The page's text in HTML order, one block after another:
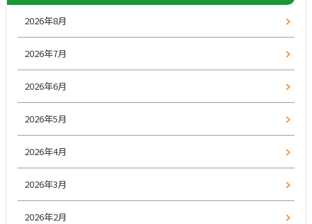
2026年8月
2026年7月
2026年6月
2026年5月
2026年4月
2026年3月
2026年2月